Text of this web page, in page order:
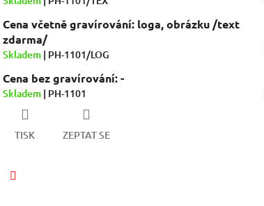
Cena včetně gravírování: loga, obrázku /text
zdarma/
Skladem | PH-1101/LOG
Cena bez gravírování: -
Skladem | PH-1101
TISK ZEPTAT SE